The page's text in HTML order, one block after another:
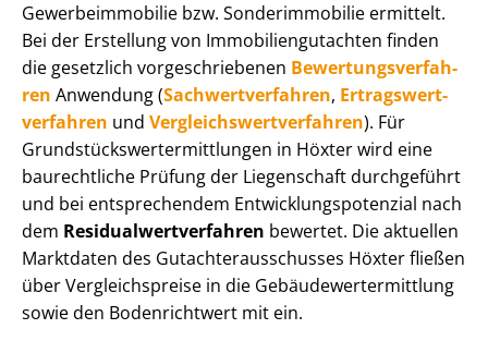
Ge­wer­be­im­mo­bi­lie bzw. Sonderimmobilie ermittelt.
Bei der Erstellung von Im­mo­bi­li­en­gut­ach­ten finden
die gesetzlich vor­ge­schrie­be­nen Be­wer­tungs­ver­fah­
ren Anwendung (Sach­wert­ver­fah­ren, Er­trags­wert­
ver­fah­ren und Ver­gleichs­wert­ver­fah­ren). Für
Grund­stücks­wert­ermitt­lun­gen in Höxter wird eine
baurechtliche Prüfung der Liegenschaft durchgeführt
und bei entsprechendem Ent­wick­lungs­po­ten­zi­al nach
dem Re­si­du­al­wert­ver­fah­ren bewertet. Die aktuellen
Marktdaten des Gut­ach­ter­aus­schus­ses Höxter fließen
über Ver­gleichs­prei­se in die Ge­bäu­de­wert­ermitt­lung
sowie den Bodenrichtwert mit ein.